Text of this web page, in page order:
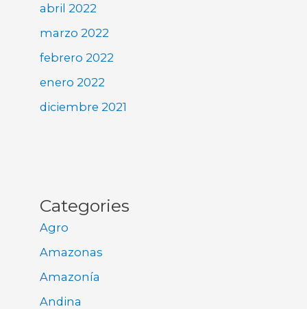
abril 2022
marzo 2022
febrero 2022
enero 2022
diciembre 2021
Categories
Agro
Amazonas
Amazonía
Andina